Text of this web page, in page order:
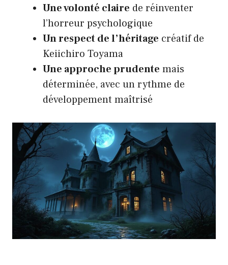
Une volonté claire de réinventer
l’horreur psychologique
Un respect de l’héritage créatif de
Keiichiro Toyama
Une approche prudente mais
déterminée, avec un rythme de
développement maîtrisé